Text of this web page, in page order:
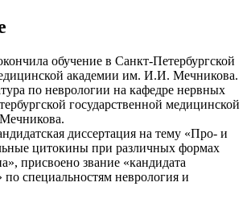
обучение в Санкт-Петербургской
академии им. И.И. Мечникова.
по неврологии на кафедре нервных
государственной медицинской
диссертация на тему «Про- и
цитокины при различных формах
присвоено звание «кандидата
специальностям неврология и